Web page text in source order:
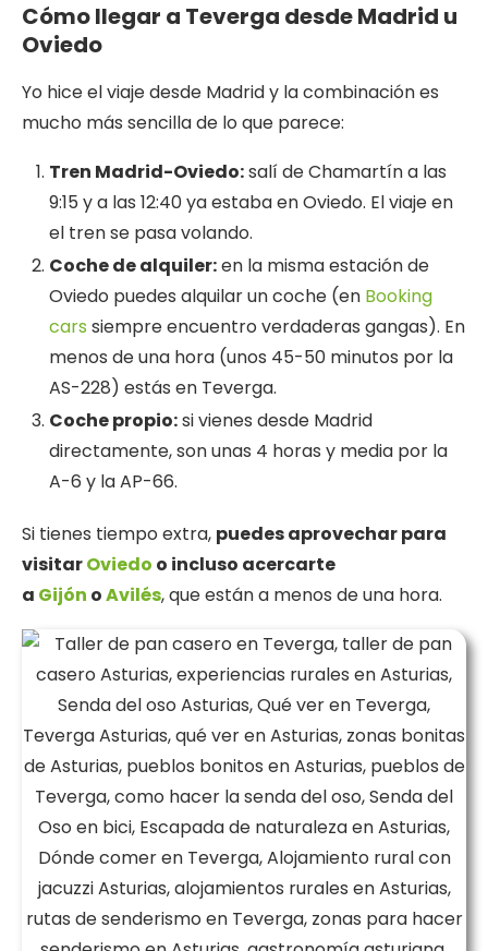
Cómo llegar a Teverga desde Madrid u
Oviedo
Yo hice el viaje desde Madrid y la combinación es
mucho más sencilla de lo que parece:
Tren Madrid-Oviedo:salí de Chamartín a las
9:15 y a las 12:40 ya estaba en Oviedo. El viaje en
el tren se pasa volando.
Coche de alquiler:en la misma estación de
Oviedo puedes alquilar un coche (en Booking
cars siempre encuentro verdaderas gangas). En
menos de una hora (unos 45-50 minutos por la
AS-228) estás en Teverga.
Coche propio:si vienes desde Madrid
directamente, son unas 4 horas y media por la
A-6 y la AP-66.
Si tienes tiempo extra, puedes aprovechar para
visitarOviedo o incluso acercarte
a Gijón oAvilés, que están a menos de una hora.